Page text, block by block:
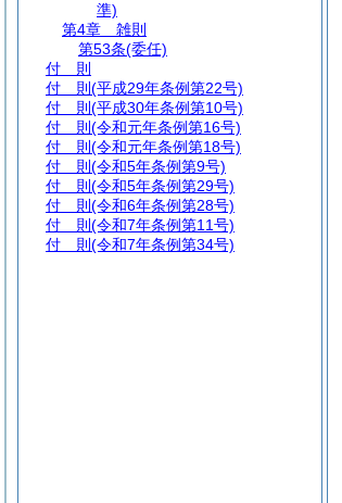
準)
第4章
雑則
第53条(委任)
付 則
付 則 (平成29年条例第22号)
付 則 (平成30年条例第10号)
付 則 (令和元年条例第16号)
付 則 (令和元年条例第18号)
付 則 (令和5年条例第9号)
付 則 (令和5年条例第29号)
付 則 (令和6年条例第28号)
付 則 (令和7年条例第11号)
付 則 (令和7年条例第34号)